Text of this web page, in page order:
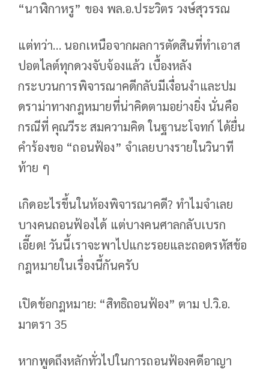
“นาฬิกาหรู” ของ พล.อ.ประวิตร วงษ์สุวรรณ
แต่ทว่า… นอกเหนือจากผลการตัดสินที่ทำเอาส
ปอตไลต์ทุกดวงจับจ้องแล้ว เบื้องหลัง
กระบวนการพิจารณาคดีกลับมีเงื่อนงำและปม
ดราม่าทางกฎหมายที่น่าคิดตามอย่างยิ่ง นั่นคือ
กรณีที่ คุณวีระ สมความคิด ในฐานะโจทก์ ได้ยื่น
คำร้องขอ “ถอนฟ้อง” จำเลยบางรายในวินาที
ท้าย ๆ
เกิดอะไรขึ้นในห้องพิจารณาคดี? ทำไมจำเลย
บางคนถอนฟ้องได้ แต่บางคนศาลกลับเบรก
เอี๊ยด! วันนี้เราจะพาไปแกะรอยและถอดรหัสข้อ
กฎหมายในเรื่องนี้กันครับ
เปิดข้อกฎหมาย: “สิทธิถอนฟ้อง” ตาม ป.วิ.อ.
มาตรา 35
หากพูดถึงหลักทั่วไปในการถอนฟ้องคดีอาญา